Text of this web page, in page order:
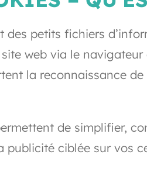
des petits fichiers
site web via le
la reconnaissance
de simplifier,
publicité ciblée sur vos